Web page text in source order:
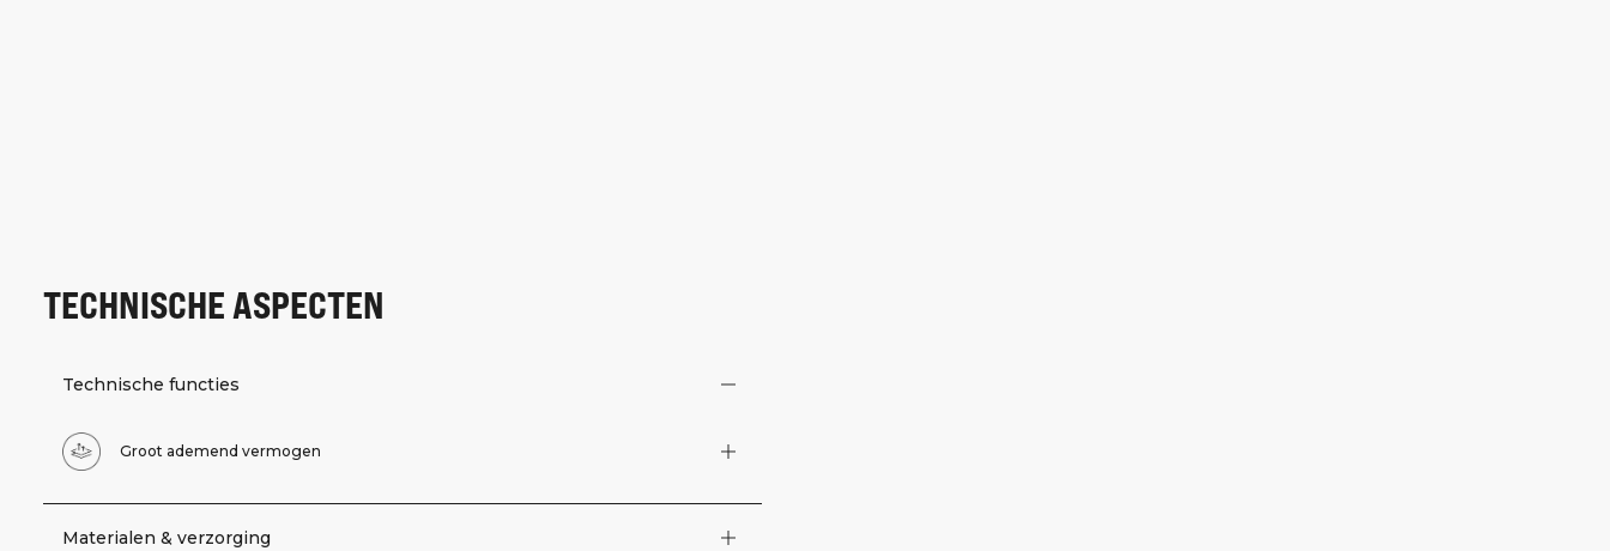
TECHNISCHE ASPECTEN
Technische functies
Groot ademend vermogen
Materialen & verzorging